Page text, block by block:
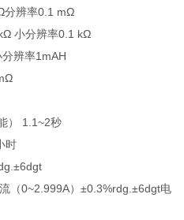
分辨率0.1 mΩ
小分辨率0.1 kΩ
辨率1mAH
） 1.1~2秒
时
（0~2.999A）±0.3%rdg.±6dgt电